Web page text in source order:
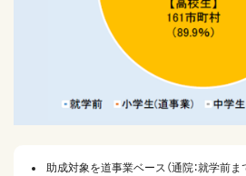
助成対象を道事業ベース（通院：就学前ま